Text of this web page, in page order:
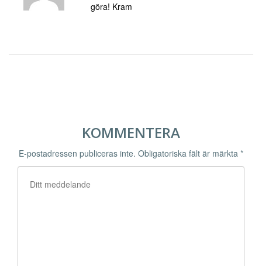
göra! Kram
KOMMENTERA
E-postadressen publiceras inte. Obligatoriska fält är märkta *